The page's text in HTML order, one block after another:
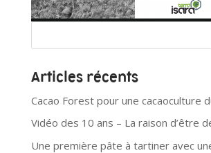
Articles récents
Cacao Forest pour une cacaoculture
Vidéo des 10 ans – La raison d’être
Une première pâte à tartiner avec